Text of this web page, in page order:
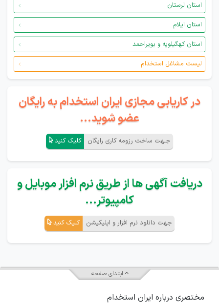
استان لرستان
استان ایلام
استان کهگیلویه و بویراحمد
لیست مشاغل استخدام
در کاریابی مجازی ایران استخدام به رایگان
عضو شوید...
جـهت ساخت رزومه کاری رایگان کلیک کنید
دریافت آگهی ها از طریق نرم افزار موبایل و
کامپیوتر...
جهت دانلود نرم افزار و اپلیکیشن کلیک کنید
ابتدای صفحه
مختصری درباره ایران استخدام